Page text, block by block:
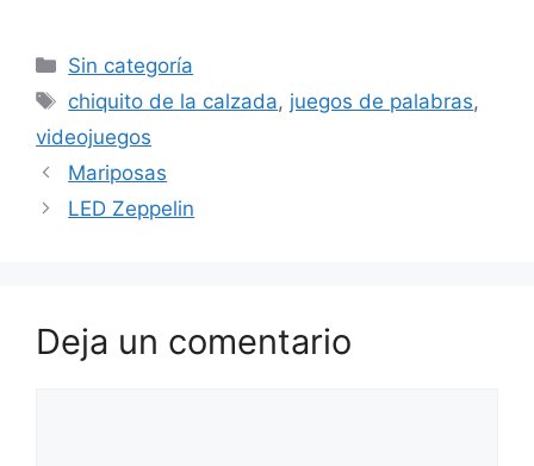
Categorías
Sin categoría
Etiquetas
chiquito de la calzada, juegos de palabras,
videojuegos
Mariposas
LED Zeppelin
Deja un comentario